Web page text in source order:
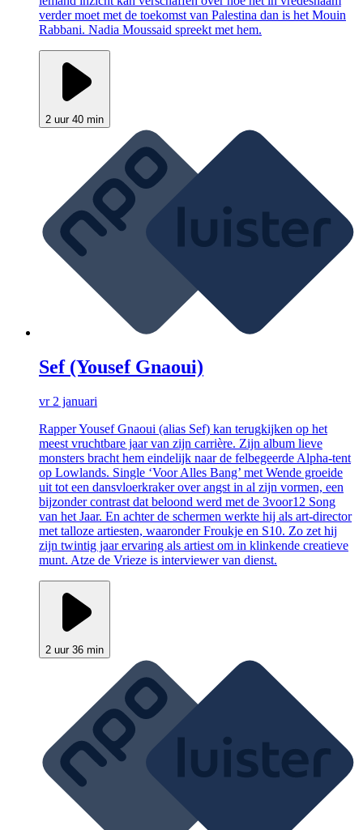
verder moet met de toekomst van Palestina dan is het Mouin
Rabbani. Nadia Moussaid spreekt met hem.
2 uur 40 min
Sef (Yousef Gnaoui)
vr 2 januari
Rapper Yousef Gnaoui (alias Sef) kan terugkijken op het
meest vruchtbare jaar van zijn carrière. Zijn album lieve
monsters bracht hem eindelijk naar de felbegeerde Alpha-tent
op Lowlands. Single ‘Voor Alles Bang’ met Wende groeide
uit tot een dansvloerkraker over angst in al zijn vormen, een
bijzonder contrast dat beloond werd met de 3voor12 Song
van het Jaar. En achter de schermen werkte hij als art-director
met talloze artiesten, waaronder Froukje en S10. Zo zet hij
zijn twintig jaar ervaring als artiest om in klinkende creatieve
munt. Atze de Vrieze is interviewer van dienst.
2 uur 36 min